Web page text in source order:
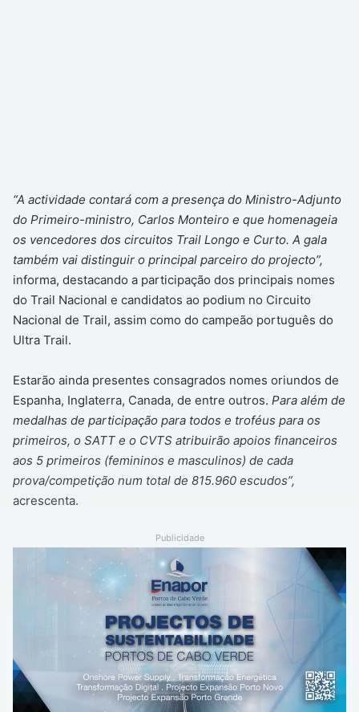
“A actividade contará com a presença do Ministro-Adjunto
do Primeiro-ministro, Carlos Monteiro e que homenageia
os vencedores dos circuitos Trail Longo e Curto. A gala
também vai distinguir o principal parceiro do projecto”,
informa, destacando a participação dos principais nomes
do Trail Nacional e candidatos ao podium no Circuito
Nacional de Trail, assim como do campeão português do
Ultra Trail.
Estarão ainda presentes consagrados nomes oriundos de
Espanha, Inglaterra, Canada, de entre outros. Para além de
medalhas de participação para todos e troféus para os
primeiros, o SATT e o CVTS atribuirão apoios financeiros
aos 5 primeiros (femininos e masculinos) de cada
prova/competição num total de 815.960 escudos”,
acrescenta.
Publicidade